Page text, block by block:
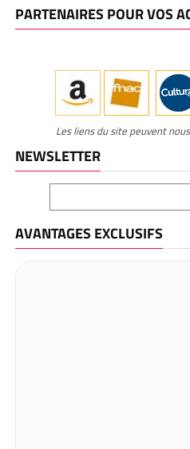
PARTENAIRES POUR VOS
Les liens du site peuvent
NEWSLETTER
AVANTAGES EXCLUSIFS